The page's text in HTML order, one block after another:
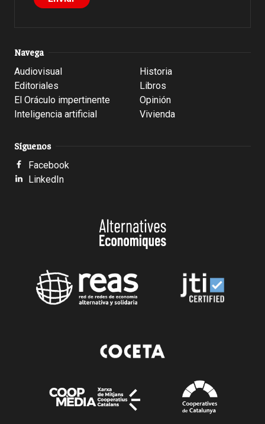
Navega
Audiovisual
Editoriales
El Oráculo impertinente
Inteligencia artificial
Historia
Libros
Opinión
Vivienda
Síguenos
Facebook
LinkedIn